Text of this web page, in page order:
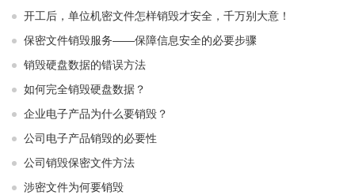
开工后，单位机密文件怎样销毁才安全，千万别大意！
保密文件销毁服务——保障信息安全的必要步骤
销毁硬盘数据的错误方法
如何完全销毁硬盘数据？
企业电子产品为什么要销毁？
公司电子产品销毁的必要性
公司销毁保密文件方法
涉密文件为何要销毁